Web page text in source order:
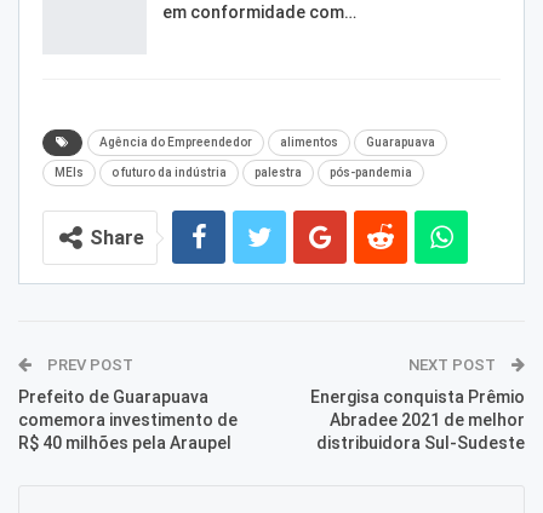
em conformidade com…
Agência do Empreendedor alimentos Guarapuava
MEIs o futuro da indústria palestra pós-pandemia
Share
PREV POST
Prefeito de Guarapuava
comemora investimento de
R$ 40 milhões pela Araupel
NEXT POST
Energisa conquista Prêmio
Abradee 2021 de melhor
distribuidora Sul-Sudeste